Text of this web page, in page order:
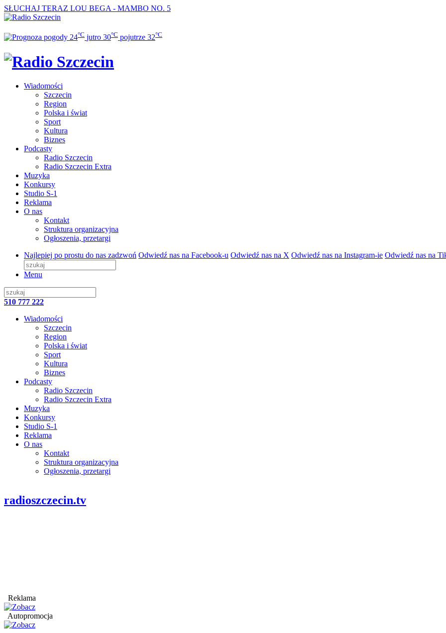
SŁUCHAJ TERAZ LOU BEGA - MAMBO NO. 5
24°C jutro 30°C pojutrze 32°C
Wiadomości
Szczecin
Region
Polska i świat
Sport
Kultura
Biznes
Podcasty
Radio Szczecin
Radio Szczecin Extra
Muzyka
Konkursy
Studio S-1
Reklama
O nas
Kontakt
Struktura organizacyjna
Ogłoszenia, przetargi
Najlepiej po prostu do nas zadzwoń Odwiedź nas na Facebook-u Odwiedź nas na X Odwiedź nas na Instagram-ie Odwiedź nas na
Menu
510 777 222
Wiadomości
Szczecin
Region
Polska i świat
Sport
Kultura
Biznes
Podcasty
Radio Szczecin
Radio Szczecin Extra
Muzyka
Konkursy
Studio S-1
Reklama
O nas
Kontakt
Struktura organizacyjna
Ogłoszenia, przetargi
radioszczecin.tv
Reklama
Autopromocja